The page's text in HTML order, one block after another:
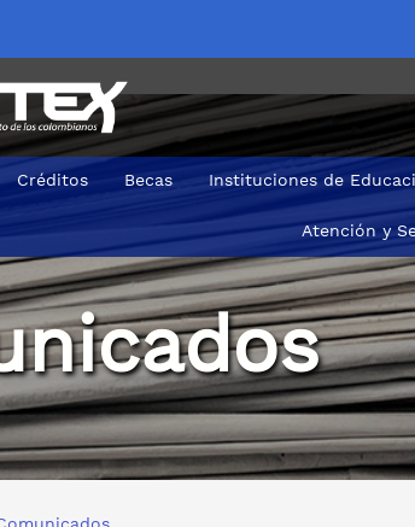
Créditos Becas Instituciones de
Atención y